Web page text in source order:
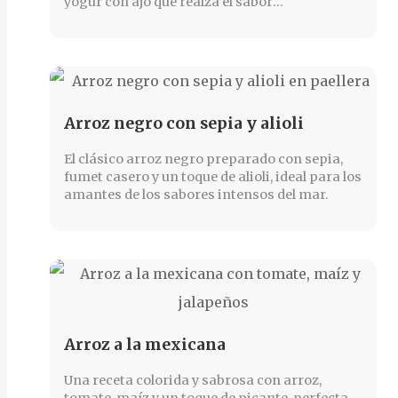
Arroz negro con sepia y alioli
El clásico arroz negro preparado con sepia,
fumet casero y un toque de alioli, ideal para los
amantes de los sabores intensos del mar.
Arroz a la mexicana
Una receta colorida y sabrosa con arroz,